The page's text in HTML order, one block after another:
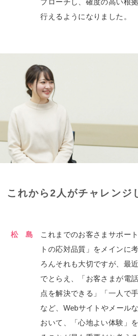
プローチし、確度の高い根
行えるようになりました。
これから2人がチャレンジ
松 島
これまでのお客さまサポー
トの応対品質」をメインに
ろんそれも大切ですが、最
でとらえ、「お客さまが電
点を解決できる」「一人で
など、Webサイトやメール
おいて、「心地よい体験」